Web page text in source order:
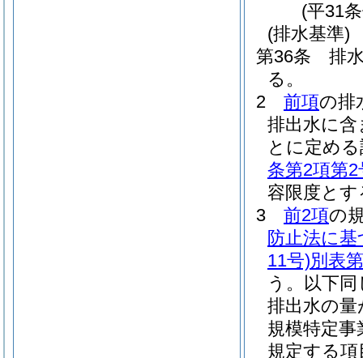
(平31
(排水基準)
第36条
排
る。
2
前項の排
排出水に
とに定め
条第2項第2
容限度とす
3
前2項の
防止法に
11号)別表
う。以下同
排出水の
規模特定
規定する